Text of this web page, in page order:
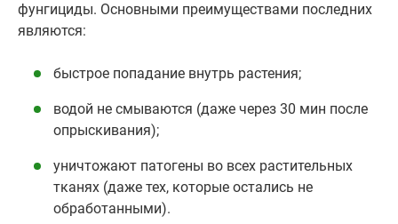
фунгициды. Основными преимуществами последних
являются:
быстрое попадание внутрь растения;
водой не смываются (даже через 30 мин после
опрыскивания);
уничтожают патогены во всех растительных
тканях (даже тех, которые остались не
обработанными).